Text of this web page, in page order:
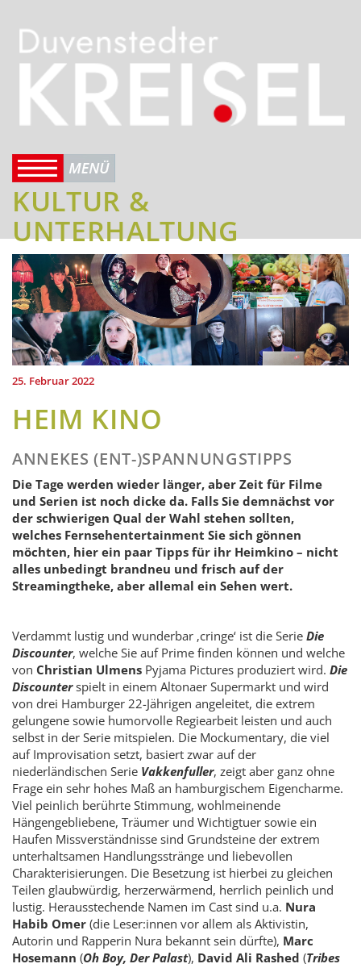
KULTUR &
UNTERHALTUNG
25. Februar 2022
HEIM KINO
ANNEKES (ENT-)SPANNUNGSTIPPS
Die Tage werden wieder länger, aber Zeit für Filme
und Serien ist noch dicke da. Falls Sie demnächst vor
der schwierigen Qual der Wahl stehen sollten,
welches Fernsehentertainment Sie sich gönnen
möchten, hier ein paar Tipps für ihr Heimkino – nicht
alles unbedingt brandneu und frisch auf der
Streamingtheke, aber allemal ein Sehen wert.
Verdammt lustig und wunderbar ‚cringe‘ ist die Serie Die
Discounter, welche Sie auf Prime finden können und welche
von Christian Ulmens Pyjama Pictures produziert wird. Die
Discounterspielt in einem Altonaer Supermarkt und wird
von drei Hamburger 22-Jährigen angeleitet, die extrem
gelungene sowie humorvolle Regiearbeit leisten und auch
selbst in der Serie mitspielen. Die Mockumentary, die viel
auf Improvisation setzt, basiert zwar auf der
niederländischen Serie Vakkenfuller, zeigt aber ganz ohne
Frage ein sehr hohes Maß an hamburgischem Eigencharme.
Viel peinlich berührte Stimmung, wohlmeinende
Hängengebliebene, Träumer und Wichtigtuer sowie ein
Haufen Missverständnisse sind Grundsteine der extrem
unterhaltsamen Handlungsstränge und liebevollen
Charakterisierungen. Die Besetzung ist hierbei zu gleichen
Teilen glaubwürdig, herzerwärmend, herrlich peinlich und
lustig. Herausstechende Namen im Cast sind u.a. Nura
Habib Omer (die Leser:innen vor allem als Aktivistin,
Autorin und Rapperin Nura bekannt sein dürfte), Marc
Hosemann (Oh Boy, Der Palast), David Ali Rashed (Tribes